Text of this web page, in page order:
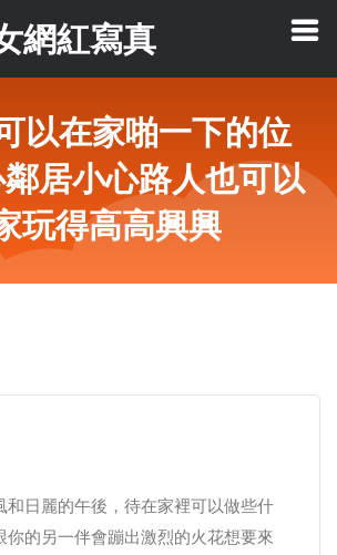
網紅寫真
以在家啪一下的位
居小心路人也可以
玩得高高興興
和日麗的午後，待在家裡可以做些什
你的另一伴會蹦出激烈的火花想要來